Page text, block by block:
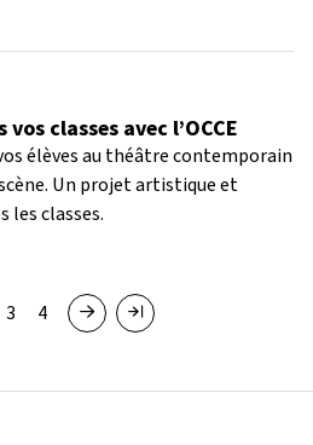
classes avec l’OCCE
élèves au théâtre contemporain
Un projet artistique et
classes.
Page
3 Page
4 Page suivanteDernière page